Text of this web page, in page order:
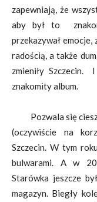
zapewniają, że
aby był to
przekazywał emocje,
radością, a także
zmieniły
znakomity album.
Pozwala się
(oczywiście na
Szczecin. W tym
bulwarami. A w
Starówka jeszcze
magazyn. Biegły